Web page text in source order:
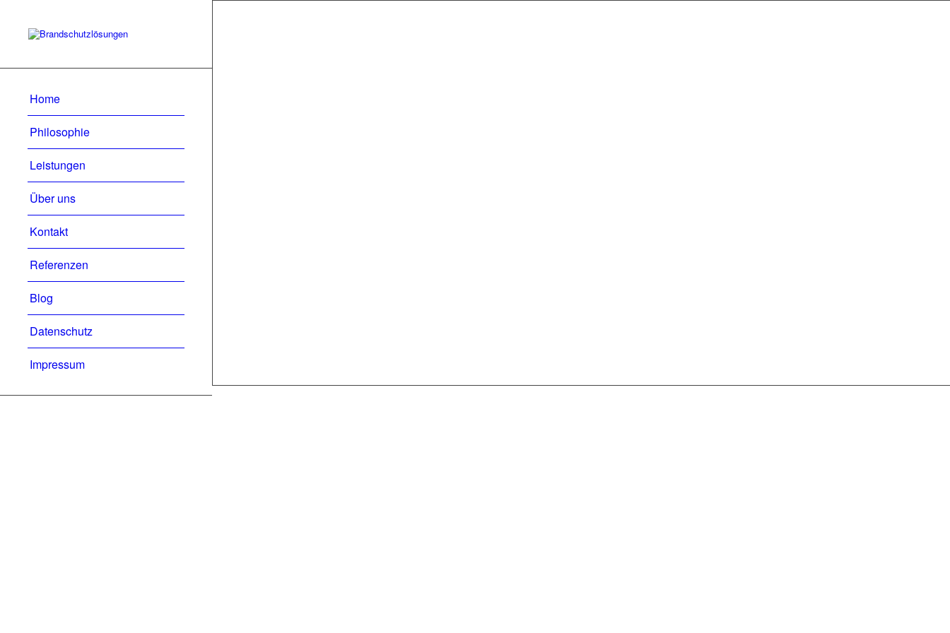
Home
Philosophie
Leistungen
Über uns
Kontakt
Referenzen
Blog
Datenschutz
Impressum